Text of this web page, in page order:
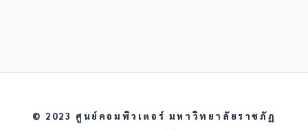
© 2023 ศูนย์คอมพิวเตอร์ มหาวิทยาลัยราชภัฏ